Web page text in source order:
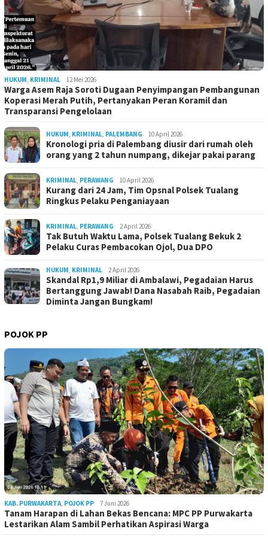
HUKUM KRIMINAL 12 Mei 2026
Warga Asem Raja Soroti Dugaan Penyimpangan Pembangunan
Koperasi Merah Putih, Pertanyakan Peran Koramil dan
Transparansi Pengelolaan
HUKUM KRIMINAL PALEMBANG 10 April 2026
Kronologi pria di Palembang diusir dari rumah oleh
orang yang 2 tahun numpang, dikejar pakai parang
KRIMINAL PERAWANG 10 April 2026
Kurang dari 24 Jam, Tim Opsnal Polsek Tualang
Ringkus Pelaku Penganiayaan
KRIMINAL PERAWANG 2 April 2026
Tak Butuh Waktu Lama, Polsek Tualang Bekuk 2
Pelaku Curas Pembacokan Ojol, Dua DPO
HUKUM KRIMINAL 2 April 2026
Skandal Rp1,9 Miliar di Ambalawi, Pegadaian Harus
Bertanggung Jawab! Dana Nasabah Raib, Pegadaian
Diminta Jangan Bungkam!
POJOK PP
KAB. PURWAKARTA POJOK PP 7 Juni 2026
Tanam Harapan di Lahan Bekas Bencana: MPC PP Purwakarta
Lestarikan Alam Sambil Perhatikan Aspirasi Warga